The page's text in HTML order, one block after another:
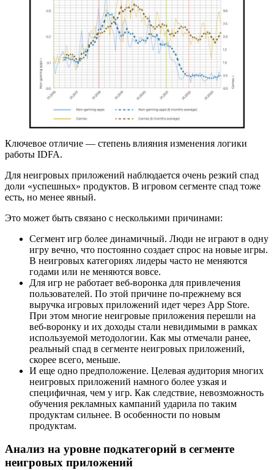
Ключевое отличие — степень влияния изменения логики
работы IDFA.
Для неигровых приложений наблюдается очень резкий спад
доли «успешных» продуктов. В игровом сегменте спад тоже
есть, но менее явный.
Это может быть связано с несколькими причинами:
Сегмент игр более динамичный. Люди не играют в одну
игру вечно, что постоянно создает спрос на новые игры.
В неигровых категориях лидеры часто не меняются
годами или не меняются вовсе.
Для игр не работает веб-воронка для привлечения
пользователей. По этой причине по-прежнему вся
выручка игровых приложений идет через App Store.
При этом многие неигровые приложения перешли на
веб-воронку и их доходы стали невидимыми в рамках
используемой методологии. Как мы отмечали ранее,
реальный спад в сегменте неигровых приложений,
скорее всего, меньше.
И еще одно предположение. Целевая аудитория многих
неигровых приложений намного более узкая и
специфичная, чем у игр. Как следствие, невозможность
обучения рекламных кампаний ударила по таким
продуктам сильнее. В особенности по новым
продуктам.
Анализ на уровне подкатегорий в сегменте
неигровых приложений